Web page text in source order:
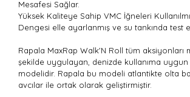
Mesafesi Sağlar.
Yüksek Kaliteye Sahip VMC İğneleri
Dengesi elle ayarlanmış ve su tankında test
Rapala MaxRap Walk'N Roll tüm aksiyonları
şekilde uygulayan, denizde kullanıma uygun
modelidir. Rapala bu modeli atlantikte olta
avcılar ile ortak olarak geliştirmiştir.